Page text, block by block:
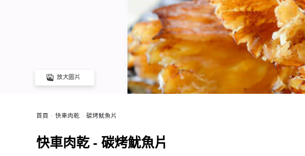
放大圖片
首頁 快車肉乾 碳烤魷魚片
快車肉乾 - 碳烤魷魚片